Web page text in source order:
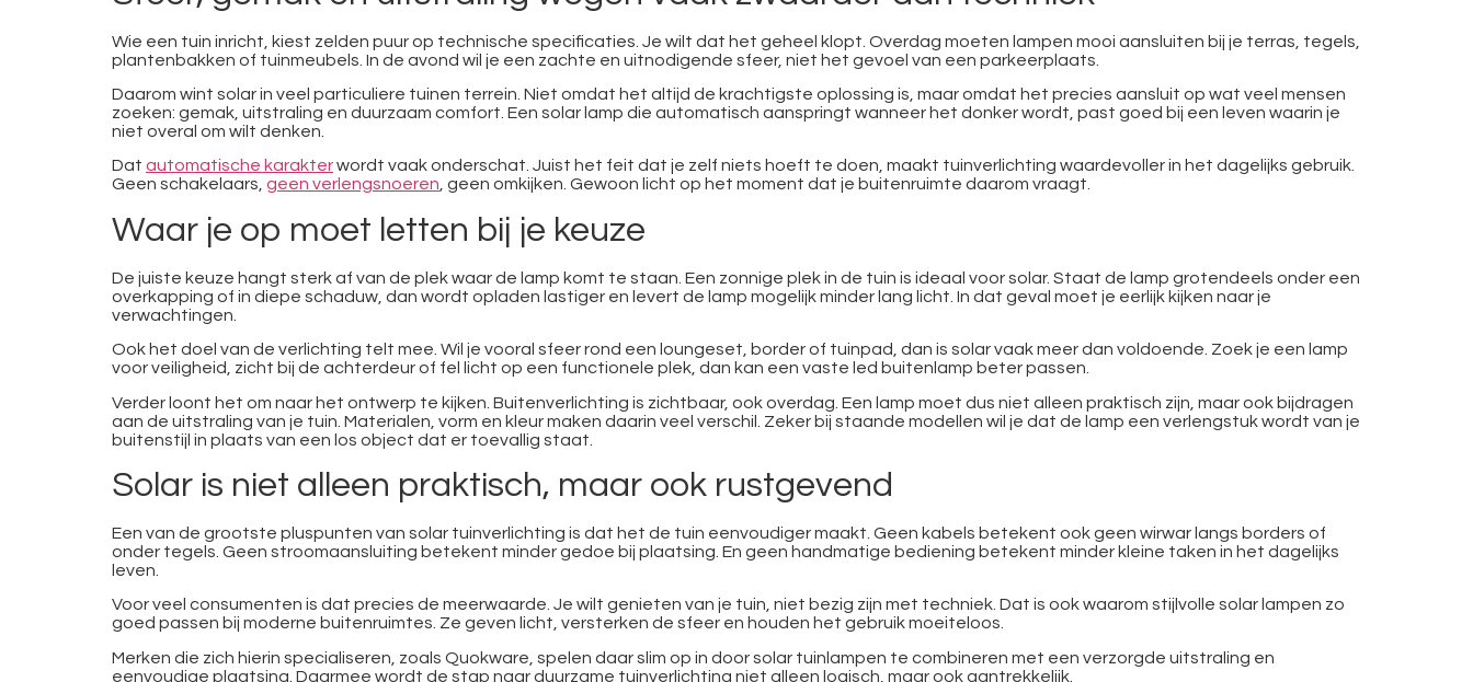
Wie een tuin inricht, kiest zelden puur op technische specificaties. Je wilt dat het geheel klopt. Overdag moeten lampen mooi aansluiten bij je terras, tegels,
plantenbakken of tuinmeubels. In de avond wil je een zachte en uitnodigende sfeer, niet het gevoel van een parkeerplaats.
Daarom wint solar in veel particuliere tuinen terrein. Niet omdat het altijd de krachtigste oplossing is, maar omdat het precies aansluit op wat veel mensen
zoeken: gemak, uitstraling en duurzaam comfort. Een solar lamp die automatisch aanspringt wanneer het donker wordt, past goed bij een leven waarin je
niet overal om wilt denken.
Dat automatische karakterwordt vaak onderschat. Juist het feit dat je zelf niets hoeft te doen, maakt tuinverlichting waardevoller in het dagelijks gebruik.
Geen schakelaars, geen verlengsnoeren, geen omkijken. Gewoon licht op het moment dat je buitenruimte daarom vraagt.
Waar je op moet letten bij je keuze
De juiste keuze hangt sterk af van de plek waar de lamp komt te staan. Een zonnige plek in de tuin is ideaal voor solar. Staat de lamp grotendeels onder een
overkapping of in diepe schaduw, dan wordt opladen lastiger en levert de lamp mogelijk minder lang licht. In dat geval moet je eerlijk kijken naar je
verwachtingen.
Ook het doel van de verlichting telt mee. Wil je vooral sfeer rond een loungeset, border of tuinpad, dan is solar vaak meer dan voldoende. Zoek je een lamp
voor veiligheid, zicht bij de achterdeur of fel licht op een functionele plek, dan kan een vaste led buitenlamp beter passen.
Verder loont het om naar het ontwerp te kijken. Buitenverlichting is zichtbaar, ook overdag. Een lamp moet dus niet alleen praktisch zijn, maar ook bijdragen
aan de uitstraling van je tuin. Materialen, vorm en kleur maken daarin veel verschil. Zeker bij staande modellen wil je dat de lamp een verlengstuk wordt van je
buitenstijl in plaats van een los object dat er toevallig staat.
Solar is niet alleen praktisch, maar ook rustgevend
Een van de grootste pluspunten van solar tuinverlichting is dat het de tuin eenvoudiger maakt. Geen kabels betekent ook geen wirwar langs borders of
onder tegels. Geen stroomaansluiting betekent minder gedoe bij plaatsing. En geen handmatige bediening betekent minder kleine taken in het dagelijks
leven.
Voor veel consumenten is dat precies de meerwaarde. Je wilt genieten van je tuin, niet bezig zijn met techniek. Dat is ook waarom stijlvolle solar lampen zo
goed passen bij moderne buitenruimtes. Ze geven licht, versterken de sfeer en houden het gebruik moeiteloos.
Merken die zich hierin specialiseren, zoals Quokware, spelen daar slim op in door solar tuinlampen te combineren met een verzorgde uitstraling en
eenvoudige plaatsing. Daarmee wordt de stap naar duurzame tuinverlichting niet alleen logisch, maar ook aantrekkelijk.